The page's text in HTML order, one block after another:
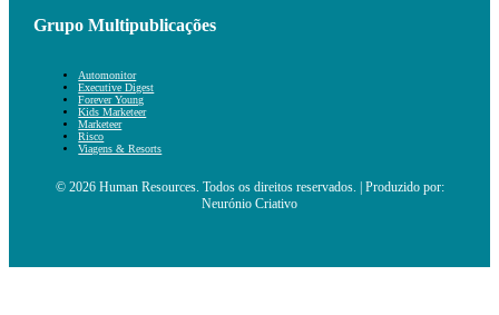
Grupo Multipublicações
Automonitor
Executive Digest
Forever Young
Kids Marketeer
Marketeer
Risco
Viagens & Resorts
© 2026 Human Resources. Todos os direitos reservados. | Produzido por:
Neurónio Criativo